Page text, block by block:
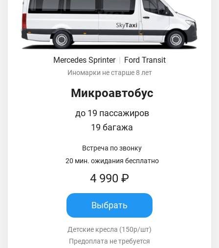
Mercedes Sprinter | Ford Transit
Иномарки не старше 8 лет
Микроавтобус
до 19 пассажиров
19 багажа
Встреча по звонку
20 мин. ожидания бесплатно
4 990 ₽
Выбрать
Детские кресла (150р/шт)
Предоплата не требуется